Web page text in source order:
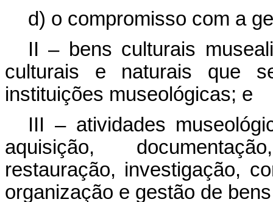
d) o compromisso com a
II – bens culturais
culturais e naturais que
instituições museológicas; e
III – atividades
aquisição,
restauração, investigação,
organização e gestão de